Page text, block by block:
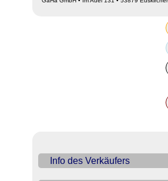
Info des Verkäufers